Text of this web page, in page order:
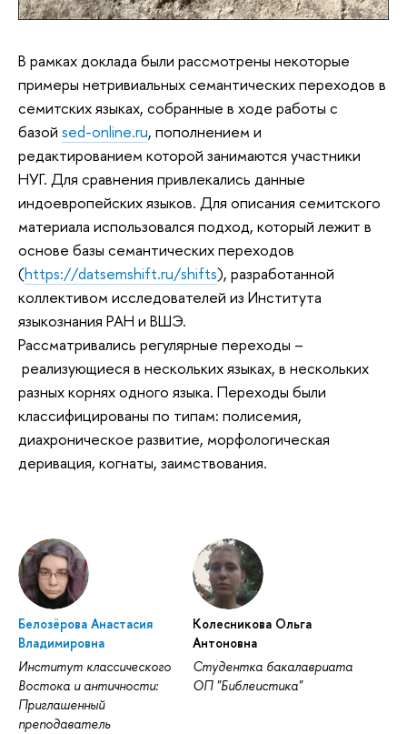
В рамках доклада были рассмотрены некоторые
примеры нетривиальных семантических переходов в
семитских языках, собранные в ходе работы с
базой sed-online.ru, пополнением и
редактированием которой занимаются участники
НУГ. Для сравнения привлекались данные
индоевропейских языков. Для описания семитского
материала использовался подход, который лежит в
основе базы семантических переходов
(https://datsemshift.ru/shifts), разработанной
коллективом исследователей из Института
языкознания РАН и ВШЭ.
Рассматривались регулярные переходы –
реализующиеся в нескольких языках, в нескольких
разных корнях одного языка. Переходы были
классифицированы по типам: полисемия,
диахроническое развитие, морфологическая
деривация, когнаты, заимствования.
Белозёрова Анастасия
Владимировна
Институт классического
Востока и античности:
Приглашенный
преподаватель
Колесникова Ольга
Антоновна
Студентка бакалавриата
ОП "Библеистика"